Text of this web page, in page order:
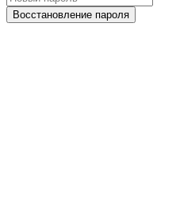
Восстановление пароля